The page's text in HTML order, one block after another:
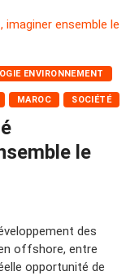
ENVIRONNEMENT
MAROC SOCIÉTÉ
le
des
offshore, entre
opportunité de